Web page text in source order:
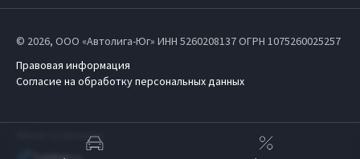
© 2026, ООО «Автолига-Юг» ИНН 5260208137ОГРН 1075260025257
Правовая информация
Согласие на обработку персональных данных
Работает на технологиях